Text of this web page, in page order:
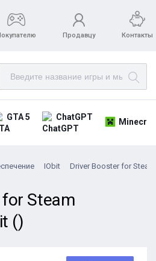
Продавцу Контакты
GTA 5 ChatGPT
IObit Driver Booster for Steam
Steam
()